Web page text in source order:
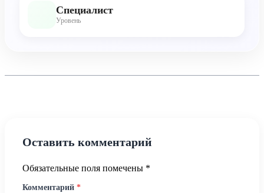
Специалист
Уровень
Оставить комментарий
Обязательные поля помечены *
Комментарий *